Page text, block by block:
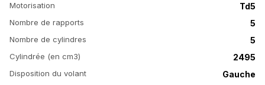
Motorisation Td5
Nombre de rapports 5
Nombre de cylindres 5
Cylindrée (en cm3) 2495
Disposition du volant Gauche